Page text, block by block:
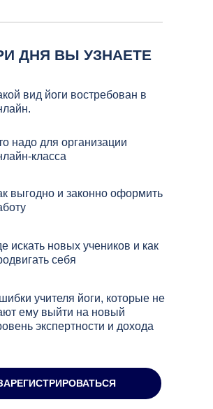
ДНЯ ВЫ УЗНАЕТЕ
вид йоги востребован в
надо для организации
класса
выгодно и законно оформить
искать новых учеников и как
себя
учителя йоги, которые не
ему выйти на новый
экспертности и дохода